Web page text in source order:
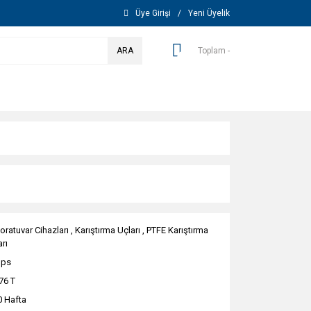
Üye Girişi / Yeni Üyelik
ARA Toplam -
Cihazları , Karıştırma Uçları , PTFE Karıştırma
T
Hafta